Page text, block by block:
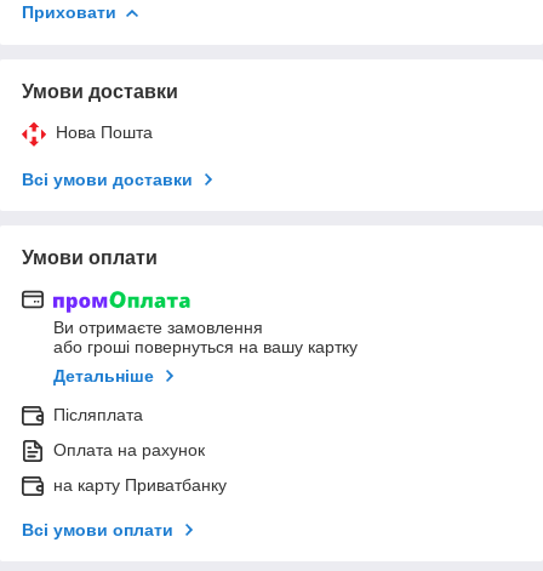
Приховати
Умови доставки
Нова Пошта
Всі умови доставки
Умови оплати
Ви отримаєте замовлення
або гроші повернуться на вашу картку
Детальніше
Післяплата
Оплата на рахунок
на карту Приватбанку
Всі умови оплати